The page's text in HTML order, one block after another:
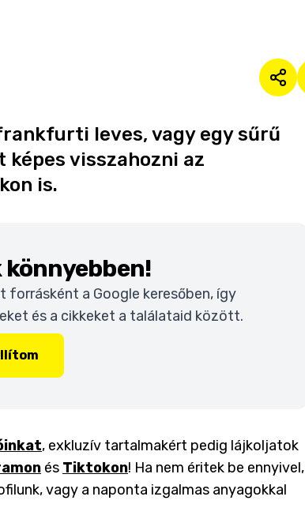
leves, vagy egy sűrű
visszahozni az
is.
a Google keresőben, így
és a cikkeket a találataid között.
, exkluzív tartalmakért pedig lájkoljatok
és Tiktokon! Ha nem éritek be ennyivel,
vagy a naponta izgalmas anyagokkal